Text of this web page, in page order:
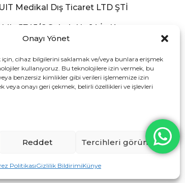
Onayı Yönet
cihaz bilgilerini saklamak ve/veya bunlara erişmek
kullanıyoruz. Bu teknolojilere izin vermek, bu
benzersiz kimlikler gibi verileri işlememize izin
veya onayı geri çekmek, belirli özellikleri ve işlevleri
Reddet Tercihleri görüntüle
PolitikasıGizlilik BildirimiKünye
Medikal Dış Ticaret LTD ŞTİ
5745/6 Sokak No:14 İç Kapı
/İZMİR (Konum için
Medya